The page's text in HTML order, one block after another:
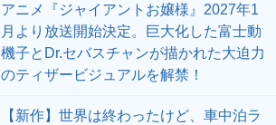
アニメ『ジャイアントお嬢様』2027年1
月より放送開始決定。巨大化した富士動
機子とDr.セバスチャンが描かれた大迫力
のティザービジュアルを解禁！
【新作】世界は終わったけど、車中泊ラ